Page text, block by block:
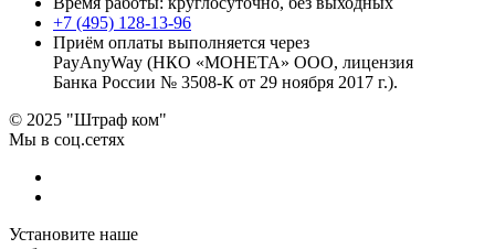
+7 (495) 128-13-96
Приём оплаты выполняется через
PayAnyWay (НКО «МОНЕТА» ООО, лицензия
Банка России № 3508-К от 29 ноября 2017 г.).
© 2025 "Штраф ком"
Мы в соц.сетях
Установите наше